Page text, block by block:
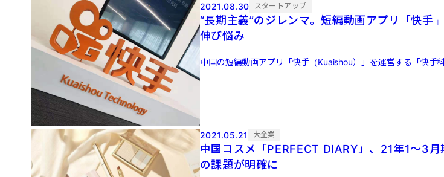
2021.08.30 スタートアップ
“長期主義”のジレンマ。短編動画アプリ「快手
伸び悩み
中国の短編動画アプリ「快手（Kuaishou）」を運営する「快手
2021.05.21 大企業
中国コスメ「PERFECT DIARY」、21年1～3
の課題が明確に